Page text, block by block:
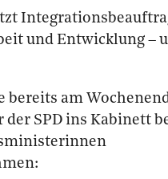
und Entwicklung –
bereits am
der SPD ins Kabinett